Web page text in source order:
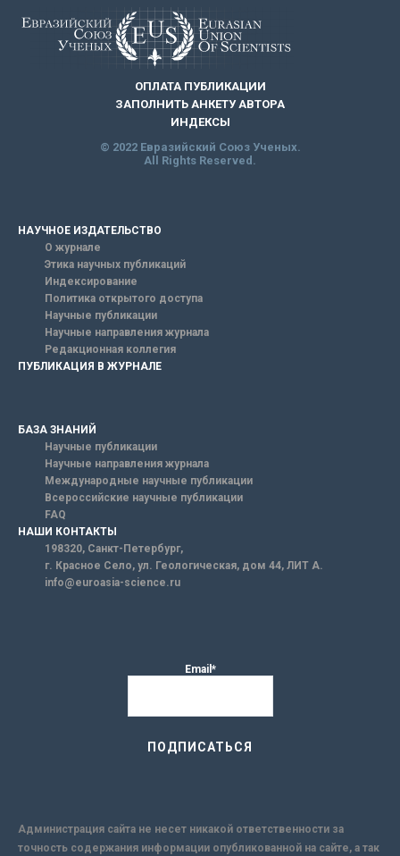
ОПЛАТА ПУБЛИКАЦИИ
ЗАПОЛНИТЬ АНКЕТУ АВТОРА
ИНДЕКСЫ
© 2022 Евразийский Союз Ученых.
All Rights Reserved.
НАУЧНОЕ ИЗДАТЕЛЬСТВО
О журнале
Этика научных публикаций
Индексирование
Политика открытого доступа
Научные публикации
Научные направления журнала
Редакционная коллегия
ПУБЛИКАЦИЯ В ЖУРНАЛЕ
БАЗА ЗНАНИЙ
Научные публикации
Научные направления журнала
Международные научные публикации
Всероссийские научные публикации
FAQ
НАШИ КОНТАКТЫ
198320, Санкт-Петербург,
г. Красное Село, ул. Геологическая, дом 44, ЛИТ А.
info@euroasia-science.ru
Email*
Администрация сайта не несет никакой ответственности за
точность содержания информации опубликованной на сайте, а так